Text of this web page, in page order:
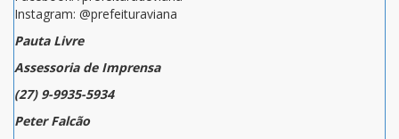
Instagram: @prefeituraviana
Pauta Livre
Assessoria de Imprensa
(27) 9-9935-5934
Peter Falcão